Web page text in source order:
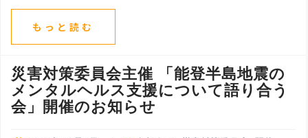
もっと読む
災害対策委員会主催 「能登半島地震の
メンタルヘルス支援について語り合う
会」開催のお知らせ